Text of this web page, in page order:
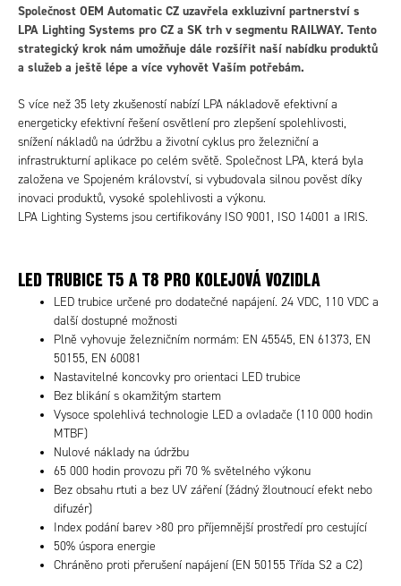
Společnost OEM Automatic CZ uzavřela exkluzivní partnerství s
LPA Lighting Systems pro CZ a SK trh v segmentu RAILWAY. Tento
strategický krok nám umožňuje dále rozšířit naší nabídku produktů
a služeb a ještě lépe a více vyhovět Vaším potřebám.
S více než 35 lety zkušeností nabízí LPA nákladově efektivní a
energeticky efektivní řešení osvětlení pro zlepšení spolehlivosti,
snížení nákladů na údržbu a životní cyklus pro železniční a
infrastrukturní aplikace po celém světě. Společnost LPA, která byla
založena ve Spojeném království, si vybudovala silnou pověst díky
inovaci produktů, vysoké spolehlivosti a výkonu.
LPA Lighting Systems jsou certifikovány ISO 9001, ISO 14001 a IRIS.
LED TRUBICE T5 A T8 PRO KOLEJOVÁ VOZIDLA
LED trubice určené pro dodatečné napájení. 24 VDC, 110 VDC a
další dostupné možnosti
Plně vyhovuje železničním normám: EN 45545, EN 61373, EN
50155, EN 60081
Nastavitelné koncovky pro orientaci LED trubice
Bez blikání s okamžitým startem
Vysoce spolehlivá technologie LED a ovladače (110 000 hodin
MTBF)
Nulové náklady na údržbu
65 000 hodin provozu při 70 % světelného výkonu
Bez obsahu rtuti a bez UV záření (žádný žloutnoucí efekt nebo
difuzér)
Index podání barev >80 pro příjemnější prostředí pro cestující
50% úspora energie
Chráněno proti přerušení napájení (EN 50155 Třída S2 a C2)